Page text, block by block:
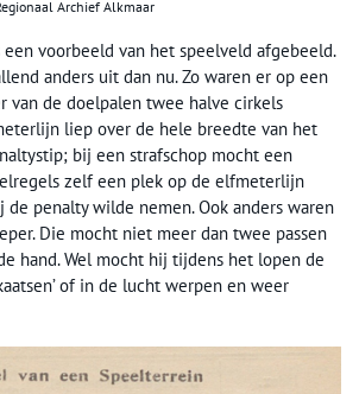
Archief Alkmaar
voorbeeld van het speelveld afgebeeld.
anders uit dan nu. Zo waren er op een
van de doelpalen twee halve cirkels
liep over de hele breedte van het
bij een strafschop mocht een
zelf een plek op de elfmeterlijn
de penalty wilde nemen. Ook anders waren
Die mocht niet meer dan twee passen
hand. Wel mocht hij tijdens het lopen de
of in de lucht werpen en weer